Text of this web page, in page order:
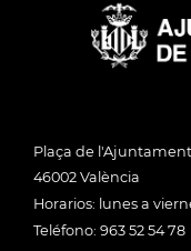
Plaça de l'Ajuntament
46002 València
Horarios: lunes a
Teléfono: 963 52 54 78